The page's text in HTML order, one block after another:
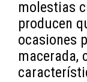
molestias
producen
ocasiones
macerada,